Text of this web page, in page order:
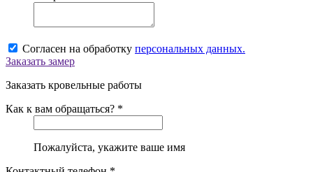
Согласен на обработку персональных данных.
Заказать замер
Заказать кровельные работы
Как к вам обращаться? *
Пожалуйста, укажите ваше имя